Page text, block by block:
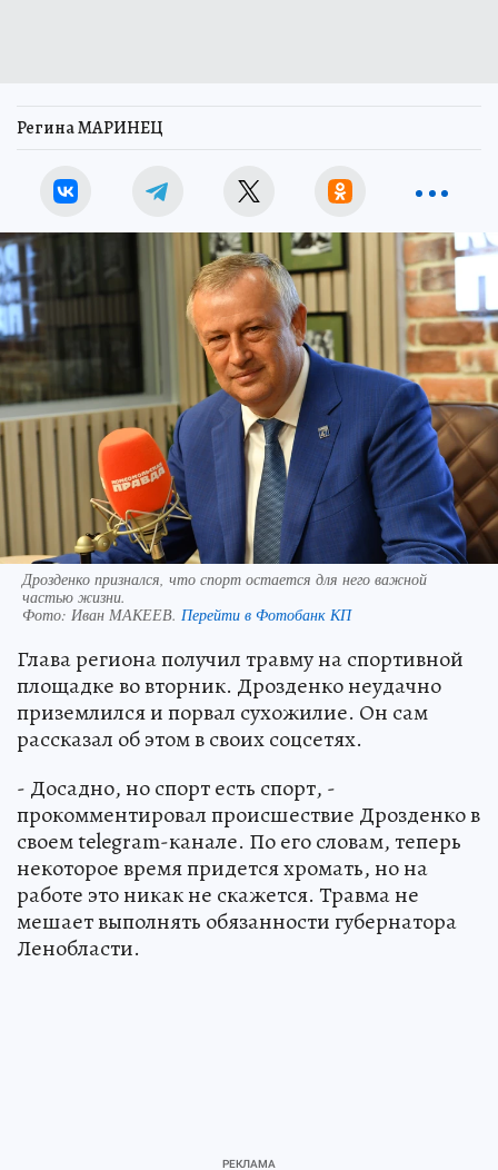
Регина МАРИНЕЦ
Дрозденко признался, что спорт остается для него важной
частью жизни.
Фото: Иван МАКЕЕВ. Перейти в Фотобанк КП
Глава региона получил травму на спортивной
площадке во вторник. Дрозденко неудачно
приземлился и порвал сухожилие. Он сам
рассказал об этом в своих соцсетях.
- Досадно, но спорт есть спорт, -
прокомментировал происшествие Дрозденко в
своем telegram-канале. По его словам, теперь
некоторое время придется хромать, но на
работе это никак не скажется. Травма не
мешает выполнять обязанности губернатора
Ленобласти.